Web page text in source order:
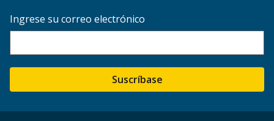
Ingrese su correo electrónico
Suscríbase